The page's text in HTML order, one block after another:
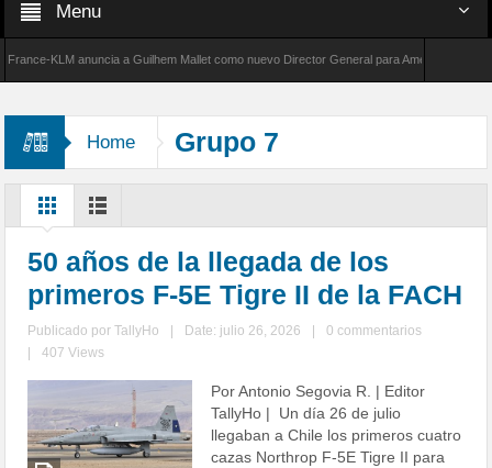
Menu
KLM anuncia a Guilhem Mallet como nuevo Director General para América Latina
Home Grupo 7
50 años de la llegada de los
primeros F-5E Tigre II de la FACH
Publicado porTallyHo Date: julio 26, 2026
0 commentarios
407 Views
Por Antonio Segovia R. | Editor
TallyHo | Un día 26 de julio
llegaban a Chile los primeros cuatro
cazas Northrop F-5E Tigre II para